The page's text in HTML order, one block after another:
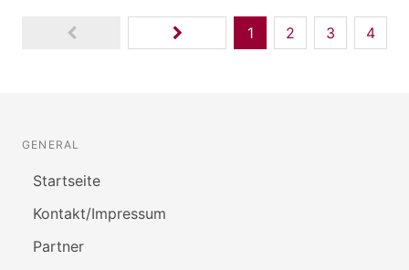
1 2 3 4
GENERAL
Startseite
Kontakt/Impressum
Partner